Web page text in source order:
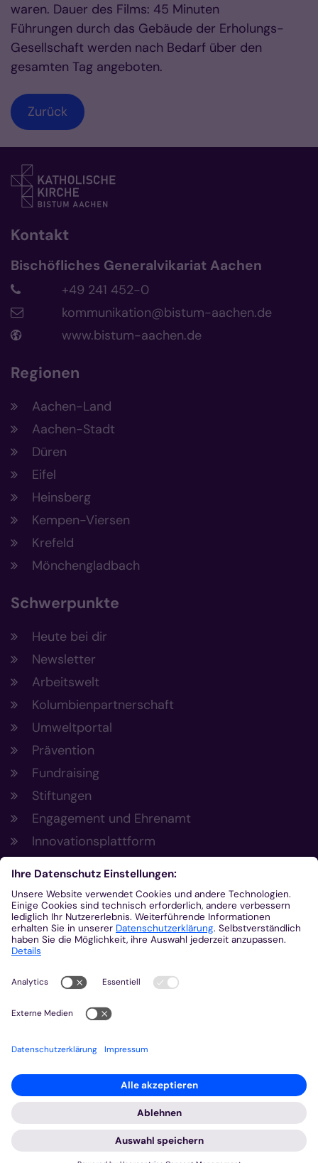
waren. Dauer des Films: 45 Minuten
Führungen durch das Gebäude der Erholungs-
Gesellschaft werden nach Bedarf über den
gesamten Tag angeboten.
Zurück
Kontakt
Bischöfliches Generalvikariat Aachen
+49 241 452-0
kommunikation@bistum-aachen.de
www.bistum-aachen.de
Regionen
Aachen-Land
Aachen-Stadt
Düren
Eifel
Heinsberg
Kempen-Viersen
Krefeld
Mönchengladbach
Schwerpunkte
Heute bei dir
Newsletter
Arbeitswelt
Kolumbienpartnerschaft
Umweltportal
Prävention
Fundraising
Stiftungen
Engagement und Ehrenamt
Innovationsplattform
Aus der Plattform
Nachrichten
Veranstaltungen
Gottesdienste
Stellenangebote
Kirchenzeitung
Amtsblatt (Kirchlicher Anzeiger)
Rechtsdatenbank
Meldestelle gemäß Hinweisgeberschutzgesetz
2026 © Bistum Aachen
Impressum
Datenschutzerklärung